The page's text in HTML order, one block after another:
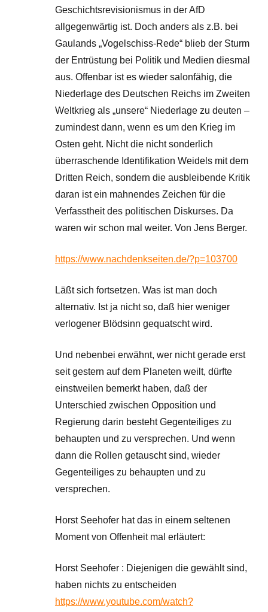
Geschichtsrevisionismus in der AfD
allgegenwärtig ist. Doch anders als z.B. bei
Gaulands „Vogelschiss-Rede“ blieb der Sturm
der Entrüstung bei Politik und Medien diesmal
aus. Offenbar ist es wieder salonfähig, die
Niederlage des Deutschen Reichs im Zweiten
Weltkrieg als „unsere“ Niederlage zu deuten –
zumindest dann, wenn es um den Krieg im
Osten geht. Nicht die nicht sonderlich
überraschende Identifikation Weidels mit dem
Dritten Reich, sondern die ausbleibende Kritik
daran ist ein mahnendes Zeichen für die
Verfasstheit des politischen Diskurses. Da
waren wir schon mal weiter. Von Jens Berger.
https://www.nachdenkseiten.de/?p=103700
Läßt sich fortsetzen. Was ist man doch
alternativ. Ist ja nicht so, daß hier weniger
verlogener Blödsinn gequatscht wird.
Und nebenbei erwähnt, wer nicht gerade erst
seit gestern auf dem Planeten weilt, dürfte
einstweilen bemerkt haben, daß der
Unterschied zwischen Opposition und
Regierung darin besteht Gegenteiliges zu
behaupten und zu versprechen. Und wenn
dann die Rollen getauscht sind, wieder
Gegenteiliges zu behaupten und zu
versprechen.
Horst Seehofer hat das in einem seltenen
Moment von Offenheit mal erläutert:
Horst Seehofer : Diejenigen die gewählt sind,
haben nichts zu entscheiden
https://www.youtube.com/watch?